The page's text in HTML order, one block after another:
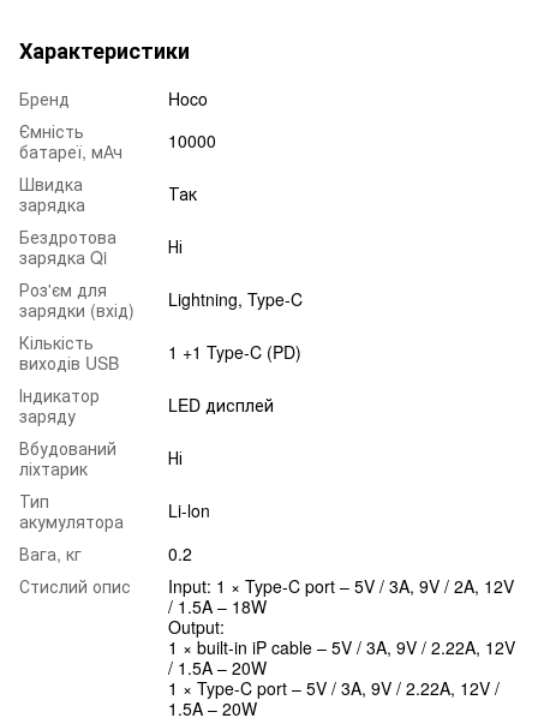
Характеристики
Бренд
Hoco
Ємність
батареї, мАч
10000
Швидка
зарядка
Так
Бездротова
зарядка Qi
Ні
Роз'єм для
зарядки (вхід)
Lightning, Type-C
Кількість
виходів USB
1 +1 Type-C (PD)
Індикатор
заряду
LED дисплей
Вбудований
ліхтарик
Ні
Тип
акумулятора
Li-lon
Вага, кг
0.2
Стислий опис
Input: 1 × Type-C port – 5V / 3A, 9V / 2A, 12V
/ 1.5A – 18W
Output:
1 × built-in iP cable – 5V / 3A, 9V / 2.22A, 12V
/ 1.5A – 20W
1 × Type-C port – 5V / 3A, 9V / 2.22A, 12V /
1.5A – 20W